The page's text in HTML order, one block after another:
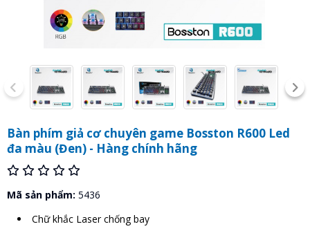
Bàn phím giả cơ chuyên game Bosston R600 Led
đa màu (Đen) - Hàng chính hãng
Mã sản phẩm: 5436
Chữ khắc Laser chống bay